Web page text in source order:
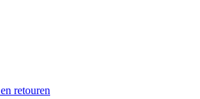
retouren